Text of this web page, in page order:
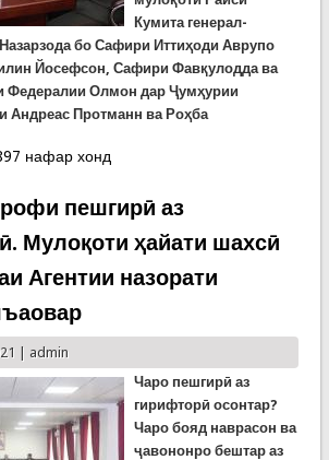
Кумита генерал-
бо Сафири Иттиҳоди Аврупо
Йосефсон, Сафири Фавқулодда ва
Федералии Олмон дар Ҷумҳурии
Андреас Протманн ва Роҳба
идомаи сохтмони Маркази миллии
нафар хонд
пешгирӣ аз
Мулоқоти ҳайати шахсӣ
Агентии назорати
| admin
Чаро пешгирӣ аз
гирифторӣ осонтар?
Чаро бояд наврасон ва
ҷавононро бештар аз